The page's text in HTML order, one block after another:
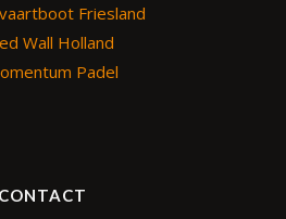
Friesland
Wall Holland
Padel
CONTACT